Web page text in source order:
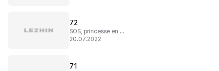
72
SOS, princesse en détresse !
20.07.2022
71